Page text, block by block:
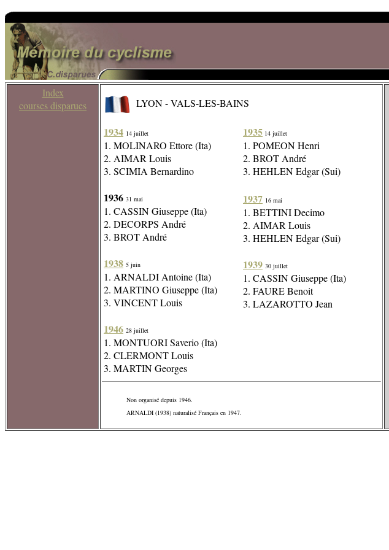
Index
courses disparues
LYON - VALS-LES-BAINS
1934 14 juillet
1. MOLINARO Ettore (Ita)
2. AIMAR Louis
3. SCIMIA Bernardino
1936 31 mai
1. CASSIN Giuseppe (Ita)
2. DECORPS André
3. BROT André
1938 5 juin
1. ARNALDI Antoine (Ita)
2. MARTINO Giuseppe (Ita)
3. VINCENT Louis
1946 28 juillet
1. MONTUORI Saverio (Ita)
2. CLERMONT Louis
3. MARTIN Georges
1935 14 juillet
1. POMEON Henri
2. BROT André
3. HEHLEN Edgar (Sui)
1937 16 mai
1. BETTINI Decimo
2. AIMAR Louis
3. HEHLEN Edgar (Sui)
1939 30 juillet
1. CASSIN Giuseppe (Ita)
2. FAURE Benoit
3. LAZAROTTO Jean
Non organisé depuis 1946.
ARNALDI (1938) naturalisé Français en 1947.